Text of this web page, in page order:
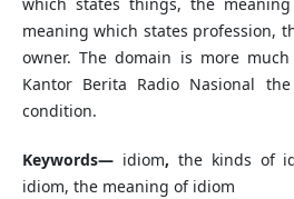
meaning which states profession,
owner. The domain is more
Kantor Berita Radio Nasional
condition.
Keywords— idiom, the kinds of
idiom, the meaning of idiom